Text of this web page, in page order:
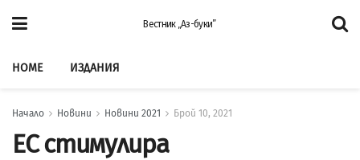
Вестник „Аз-буки”
HOME ИЗДАНИЯ
Начало Новини Новини 2021 Брой 10, 2021
ЕС стимулира